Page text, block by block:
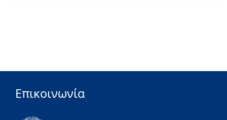
Επικοινωνία